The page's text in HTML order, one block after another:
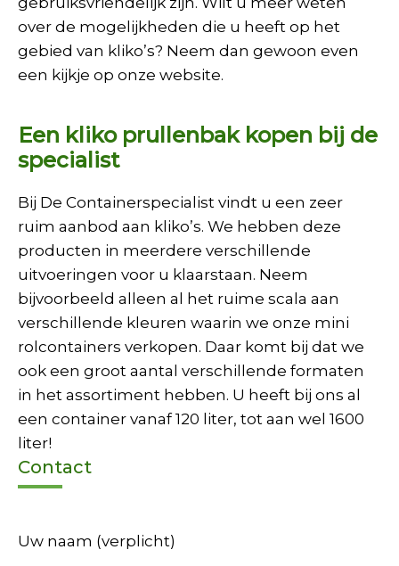
over de mogelijkheden die u heeft op het
gebied van kliko’s? Neem dan gewoon even
een kijkje op onze website.
Een kliko prullenbak kopen bij de
specialist
Bij De Containerspecialist vindt u een zeer
ruim aanbod aan kliko’s. We hebben deze
producten in meerdere verschillende
uitvoeringen voor u klaarstaan. Neem
bijvoorbeeld alleen al het ruime scala aan
verschillende kleuren waarin we onze mini
rolcontainers verkopen. Daar komt bij dat we
ook een groot aantal verschillende formaten
in het assortiment hebben. U heeft bij ons al
een container vanaf 120 liter, tot aan wel 1600
liter!
Contact
Uw naam (verplicht)